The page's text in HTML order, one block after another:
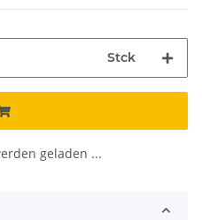
Stck
geladen ...